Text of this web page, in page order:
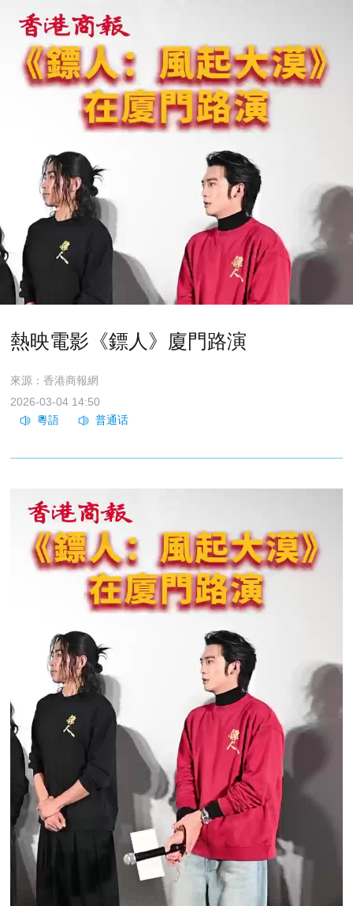
熱映電影《鏢人》廈門路演
來源：香港商報網
2026-03-04 14:50